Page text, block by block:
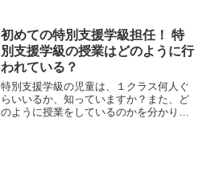
初めての特別支援学級担任！ 特
別支援学級の授業はどのように行
われている？
特別支援学級の児童は、１クラス何人ぐ
らいいるか、知っていますか？また、ど
のように授業をしているのかを分かりや